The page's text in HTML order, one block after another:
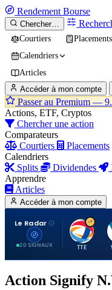
Rendement Bourse
Chercher…
Courtiers
Placements
Calendriers
Articles
Accéder à mon compte
Passer au Premium —
Actions, ETF, Cryptos
Chercher une action
Comparateurs
Courtiers
Placements
Calendriers
Splits
Dividendes
Apprendre
Articles
Accéder à mon compte
Le Radar
20 SIGNAUX
T
TTE
Action Signify